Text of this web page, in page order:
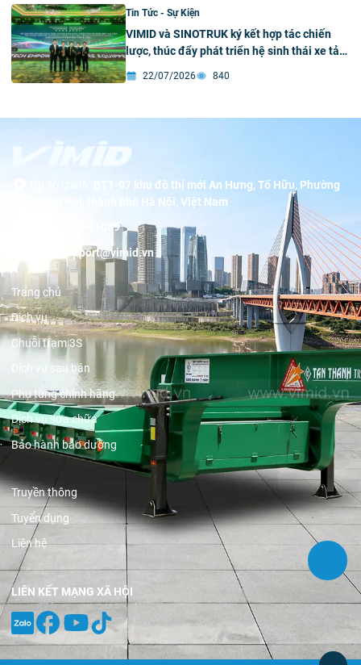
Tin Tức - Sự Kiện
VIMID và SINOTRUK ký kết hợp tác chiến
lược, thúc đẩy phát triển hệ sinh thái xe tải
22/07/2026 840
BT1-07 khu đô thị mới An Hưng, Tố Hữu, Phường
Dương Nội, thành phố Hà Nội, Việt Nam
19001089
support@vimid.vn
Trang chủ
Dịch vụ
Chuỗi trạm 3S
Dịch vụ sau bán
Phụ tùng chính hãng
Dịch vụ sửa chữa
Bảo hành bảo dưỡng
Truyền thông
Tuyển dụng
Liên hệ
LIÊN KẾT MẠNG XÃ HỘI